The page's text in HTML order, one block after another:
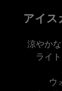
アイス
涼やか
ライ
ウ